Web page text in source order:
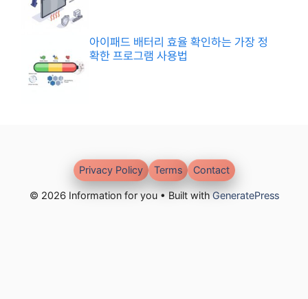
아이패드 배터리 효율 확인하는 가장 정
확한 프로그램 사용법
© 2026 Information for you • Built with GeneratePress
Privacy Policy Terms Contact